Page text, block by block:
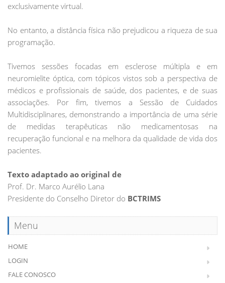
exclusivamente virtual.
No entanto, a distância física não prejudicou a riqueza de sua
programação.
Tivemos sessões focadas em esclerose múltipla e em
neuromielite óptica, com tópicos vistos sob a perspectiva de
médicos e profissionais de saúde, dos pacientes, e de suas
associações. Por fim, tivemos a Sessão de Cuidados
Multidisciplinares, demonstrando a importância de uma série
de medidas terapêuticas não medicamentosas na
recuperação funcional e na melhora da qualidade de vida dos
pacientes.
Texto adaptado ao original de
Prof. Dr. Marco Aurélio Lana
Presidente do Conselho Diretor do BCTRIMS
Menu
HOME
LOGIN
FALE CONOSCO